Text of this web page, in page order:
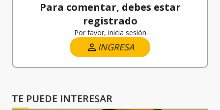
Para comentar, debes estar
registrado
Por favor, inicia sesión
INGRESA
TE PUEDE INTERESAR